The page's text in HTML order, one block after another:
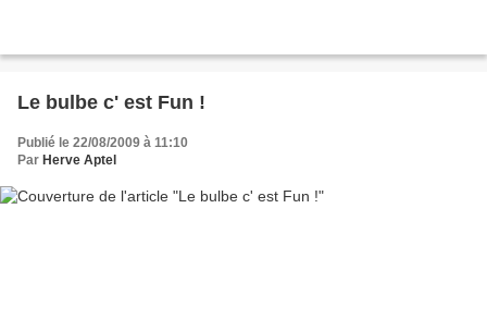
Le bulbe c' est Fun !
Publié le 22/08/2009 à 11:10
Par Herve Aptel